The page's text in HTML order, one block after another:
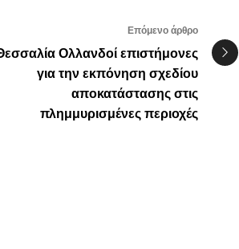
Επόμενο άρθρο
Ολλανδοί επιστήμονες
για την εκπόνηση σχεδίου
αποκατάστασης στις
πλημμυρισμένες περιοχές